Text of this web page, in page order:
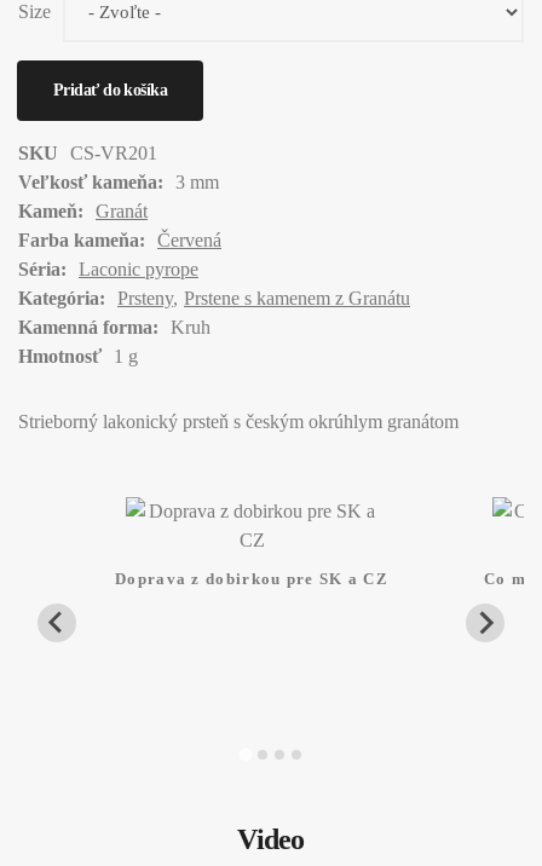
Size
SKU
CS-VR201
Veľkosť kameňa:
3 mm
Kameň:
Granát
Farba kameňa:
Červená
Séria:
Laconic pyrope
Kategória:
Prsteny Prstene s kamenem z Granátu
Kamenná forma:
Kruh
Hmotnosť
1 g
Strieborný lakonický prsteň s českým okrúhlym granátom
Doprava z dobirkou pre SK a CZ Co
Video